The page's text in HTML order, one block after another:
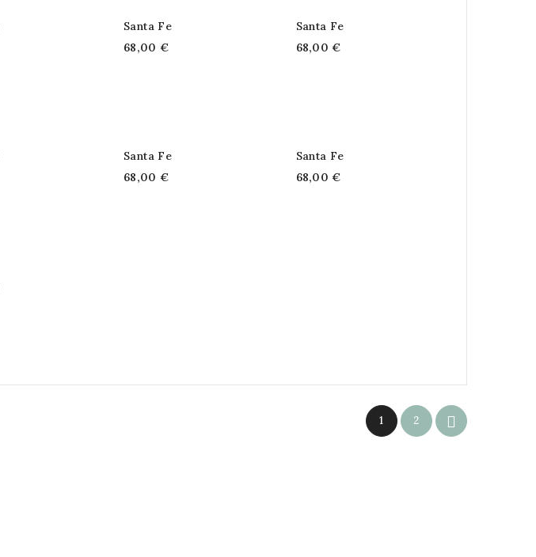
Santa Fe
68,00 €
Santa Fe
68,00 €
Santa Fe
68,00 €
Santa Fe
68,00 €
1 2 